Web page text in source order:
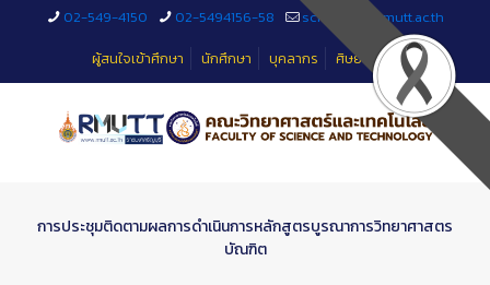
02-549-4150 02-5494156-58
sciteched@rmutt.ac.th
ผู้สนใจเข้าศึกษา
นักศึกษา บุคลากร ศิษย์เก่า
การประชุมติดตามผลการดำเนินการหลักสูตรบูรณาการวิทยาศาสตร
บัณฑิต